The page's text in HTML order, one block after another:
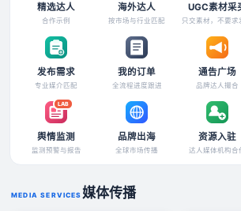
→
精选达人
合作示例
海外达人
按市场与行业匹配
UGC素材采
只交素材，不要求
发布需求
专业媒介匹配
我的订单
全流程进度跟进
通告广场
品牌达人撮合
LAB
舆情监测
监测预警与报告
品牌出海
全球市场传播
资源入驻
达人媒体机构合
MEDIA SERVICES 媒体传播